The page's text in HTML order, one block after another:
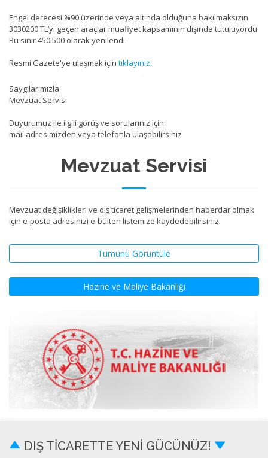
Mevzuat Servisi
Mevzuat değişiklikleri ve dış ticaret gelişmelerinden haberdar olmak
için e-posta adresinizi e-bülten listemize kaydedebilirsiniz.
Tümünü Görüntüle
Hazine ve Maliye Bakanlığı
Engel derecesi %90 üzerinde veya altında olduğuna bakılmaksızın
3030200 TL’yi geçen araçlar muafiyet kapsamının dışında tutuluyordu.
Bu sınır 450.500 olarak yenilendi.
Resmi Gazete'ye ulaşmak için tıklayınız.
Saygılarımızla
Mevzuat Servisi
Duyurumuz ile ilgili görüş ve sorularınız için:
mail adresimizden veya telefonla ulaşabilirsiniz
DIŞ TİCARETTE YENİ GÜCÜNÜZ!